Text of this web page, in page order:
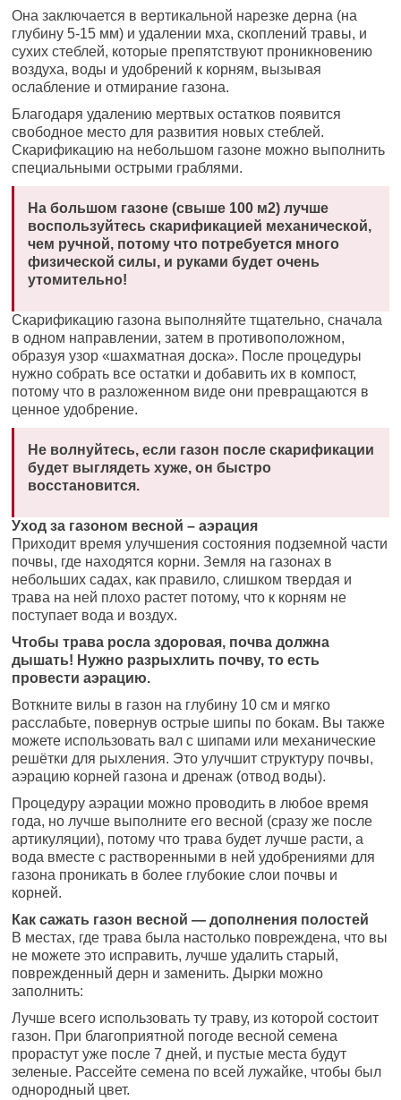
Она заключается в вертикальной нарезке дерна (на
глубину 5-15 мм) и удалении мха, скоплений травы, и
сухих стеблей, которые препятствуют проникновению
воздуха, воды и удобрений к корням, вызывая
ослабление и отмирание газона.
Благодаря удалению мертвых остатков появится
свободное место для развития новых стеблей.
Скарификацию на небольшом газоне можно выполнить
специальными острыми граблями.
На большом газоне (свыше 100 м2) лучше
воспользуйтесь скарификацией механической,
чем ручной, потому что потребуется много
физической силы, и руками будет очень
утомительно!
Скарификацию газона выполняйте тщательно, сначала
в одном направлении, затем в противоположном,
образуя узор «шахматная доска». После процедуры
нужно собрать все остатки и добавить их в компост,
потому что в разложенном виде они превращаются в
ценное удобрение.
Не волнуйтесь, если газон после скарификации
будет выглядеть хуже, он быстро
восстановится.
Уход за газоном весной – аэрация
Приходит время улучшения состояния подземной части
почвы, где находятся корни. Земля на газонах в
небольших садах, как правило, слишком твердая и
трава на ней плохо растет потому, что к корням не
поступает вода и воздух.
Чтобы трава росла здоровая, почва должна
дышать! Нужно разрыхлить почву, то есть
провести аэрацию.
Воткните вилы в газон на глубину 10 см и мягко
расслабьте, повернув острые шипы по бокам. Вы также
можете использовать вал с шипами или механические
решётки для рыхления. Это улучшит структуру почвы,
аэрацию корней газона и дренаж (отвод воды).
Процедуру аэрации можно проводить в любое время
года, но лучше выполните его весной (сразу же после
артикуляции), потому что трава будет лучше расти, а
вода вместе с растворенными в ней удобрениями для
газона проникать в более глубокие слои почвы и
корней.
Как сажать газон весной — дополнения полостей
В местах, где трава была настолько повреждена, что вы
не можете это исправить, лучше удалить старый,
поврежденный дерн и заменить. Дырки можно
заполнить:
Лучше всего использовать ту траву, из которой состоит
газон. При благоприятной погоде весной семена
прорастут уже после 7 дней, и пустые места будут
зеленые. Рассейте семена по всей лужайке, чтобы был
однородный цвет.